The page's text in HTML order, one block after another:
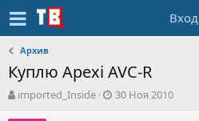
Вход
Архив
Куплю Apexi AVC-R
А
imported_Inside
Д
30 Ноя 2010